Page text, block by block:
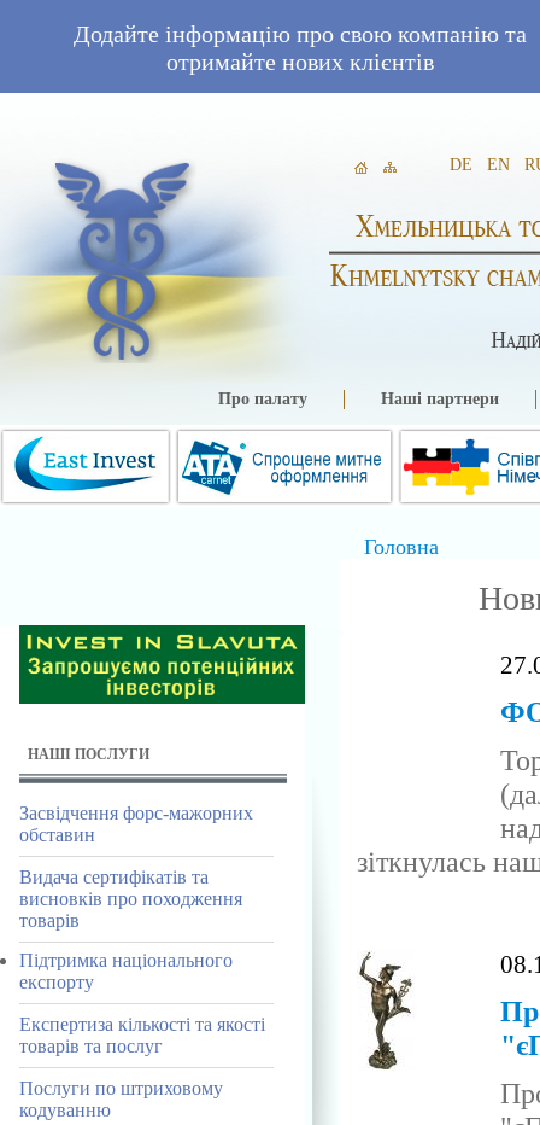
Додайте інформацію про свою компанію та
отримайте нових клієнтів
DE EN
Про палату Наші партнери
Головна
зіткнулась
НАШІ ПОСЛУГИ
Засвідчення форс-мажорних
обставин
Видача сертифікатів та
висновків про походження
товарів
Підтримка національного
експорту
Експертиза кількості та якості
товарів та послуг
Послуги по штриховому
кодуванню